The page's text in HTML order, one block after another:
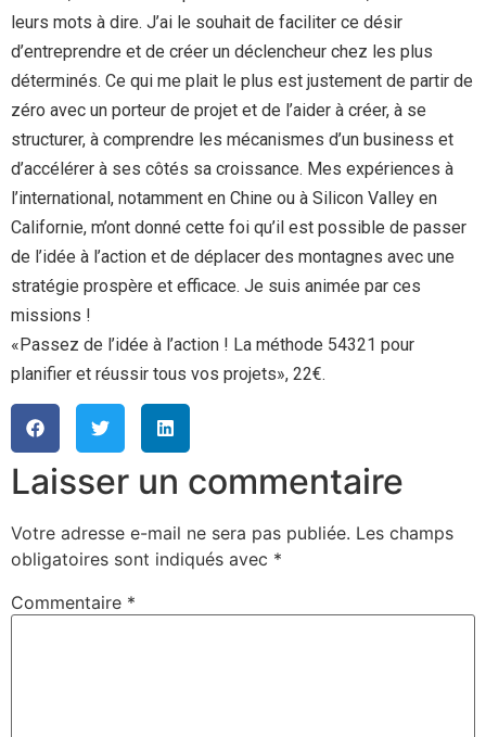
leurs mots à dire. J’ai le souhait de faciliter ce désir
d’entreprendre et de créer un déclencheur chez les plus
déterminés. Ce qui me plait le plus est justement de partir de
zéro avec un porteur de projet et de l’aider à créer, à se
structurer, à comprendre les mécanismes d’un business et
d’accélérer à ses côtés sa croissance. Mes expériences à
l’international, notamment en Chine ou à Silicon Valley en
Californie, m’ont donné cette foi qu’il est possible de passer
de l’idée à l’action et de déplacer des montagnes avec une
stratégie prospère et efficace. Je suis animée par ces
missions !
«Passez de l’idée à l’action ! La méthode 54321 pour
planifier et réussir tous vos projets», 22€.
Laisser un commentaire
Votre adresse e-mail ne sera pas publiée. Les champs
obligatoires sont indiqués avec *
Commentaire *